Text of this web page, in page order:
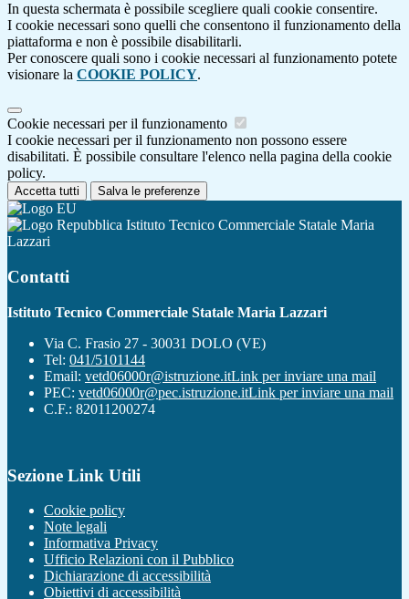
In questa schermata è possibile scegliere quali cookie consentire.
I cookie necessari sono quelli che consentono il funzionamento della
piattaforma e non è possibile disabilitarli.
Per conoscere quali sono i cookie necessari al funzionamento potete
visionare la COOKIE POLICY.
Cookie necessari per il funzionamento
I cookie necessari per il funzionamento non possono essere
disabilitati. È possibile consultare l'elenco nella pagina della cookie
policy.
Accetta tutti Salva le preferenze
Istituto Tecnico Commerciale Statale Maria
Lazzari
Contatti
Istituto Tecnico Commerciale Statale Maria Lazzari
Via C. Frasio 27 - 30031 DOLO (VE)
Tel: 041/5101144
Email: vetd06000r@istruzione.itLink per inviare una mail
PEC: vetd06000r@pec.istruzione.itLink per inviare una mail
C.F.: 82011200274
Sezione Link Utili
Cookie policy
Note legali
Informativa Privacy
Ufficio Relazioni con il Pubblico
Dichiarazione di accessibilità
Obiettivi di accessibilità